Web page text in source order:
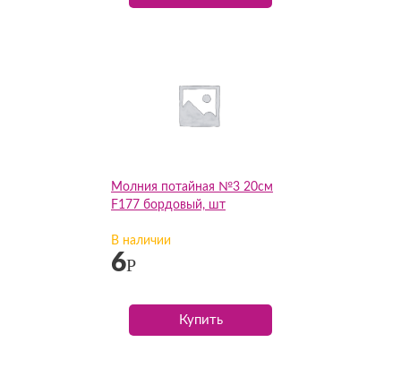
Молния потайная №3 20см
F177 бордовый, шт
В наличии
6Р
Купить